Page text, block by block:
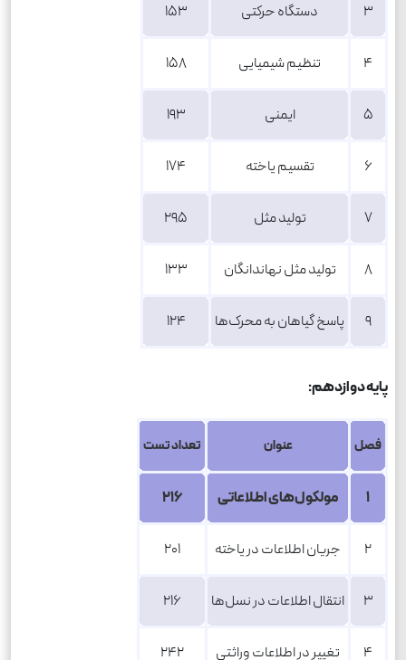
3 دستگاه حرکتی 153
4 تنظیم شیمیایی 158
5 ایمنی 193
6 تقسیم یاخته 174
7 تولید مثل 295
8 تولید مثل نهاندانگان 133
9 پاسخ گیاهان به محرک‌ها 124
پایه دوازدهم:
فصل عنوان تعداد تست
1 مولکول‌های اطلاعاتی 216
2 جریان اطلاعات در یاخته 201
3 انتقال اطلاعات در نسل‌ها 216
4 تغییر در اطلاعات وراثتی 242